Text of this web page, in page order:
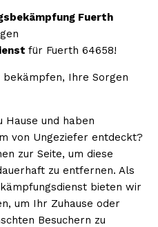
Fuerth
für Fuerth 64658!
bekämpfen, Ihre Sorgen
Hause und haben
von Ungeziefer entdeckt?
zur Seite, um diese
zu entfernen. Als
bieten wir
um Ihr Zuhause oder
Besuchern zu